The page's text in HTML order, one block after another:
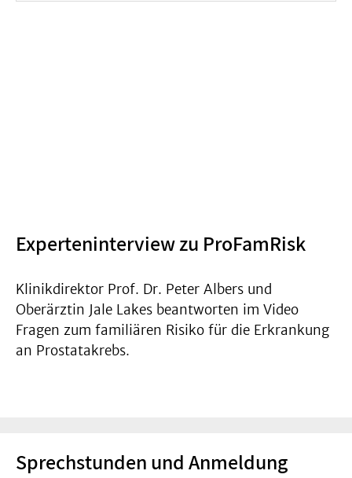
Experteninterview zu ProFamRisk
Klinikdirektor Prof. Dr. Peter Albers und
Oberärztin Jale Lakes beantworten im Video
Fragen zum familiären Risiko für die Erkrankung
an Prostatakrebs.
Sprechstunden und Anmeldung